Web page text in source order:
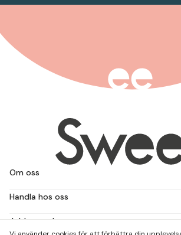
Om oss
Handla hos oss
Jobba med oss